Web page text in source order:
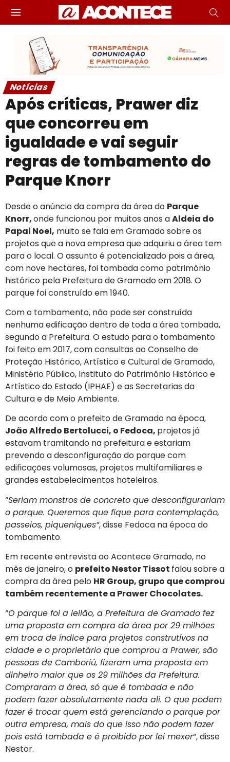
Notícias
Após críticas, Prawer diz
que concorreu em
igualdade e vai seguir
regras de tombamento do
Parque Knorr
Desde o anúncio da compra da área do Parque
Knorr,onde funcionou por muitos anos aAldeia do
Papai Noel, muito se fala em Gramado sobre os
projetos que a nova empresa que adquiriu a área tem
para o local. O assunto é potencializado pois a área,
com nove hectares, foi tombada como patrimônio
histórico pela Prefeitura de Gramado em 2018. O
parque foi construído em 1940.
Com o tombamento, não pode ser construída
nenhuma edificação dentro de toda a área tombada,
segundo a Prefeitura. O estudo para o tombamento
foi feito em 2017, com consultas ao Conselho de
Proteção Histórico, Artístico e Cultural de Gramado,
Ministério Público, Instituto do Patrimônio Histórico e
Artístico do Estado (IPHAE) e as Secretarias da
Cultura e de Meio Ambiente.
De acordo com o prefeito de Gramado na época,
João Alfredo Bertolucci, o Fedoca, projetos já
estavam tramitando na prefeitura e estariam
prevendo a desconfiguração do parque com
edificações volumosas, projetos multifamiliares e
grandes estabelecimentos hoteleiros.
“Seriam monstros de concreto que desconfigurariam
o parque. Queremos que fique para contemplação,
passeios, piqueniques”, disse Fedoca na época do
tombamento.
Em recente entrevista ao Acontece Gramado, no
mês de janeiro, o prefeito Nestor Tissot falou sobre a
compra da área pelo HR Group, grupo que comprou
também recentemente a Prawer Chocolates.
“O parque foi a leilão, a Prefeitura de Gramado fez
uma proposta em compra da área por 29 milhões
em troca de índice para projetos construtívos na
cidade e o proprietário que comprou a Prawer, são
pessoas de Camboriú, fizeram uma proposta em
dinheiro maior que os 29 milhões da Prefeitura.
Compraram a área, só que é tombada e não
podem fazer absolutamente nada ali. O que podem
fazer é trocar quem está gerenciando o parque por
outra empresa, mais do que isso não podem fazer
pois está tombada e é proibido por lei mexer“, disse
Nestor.